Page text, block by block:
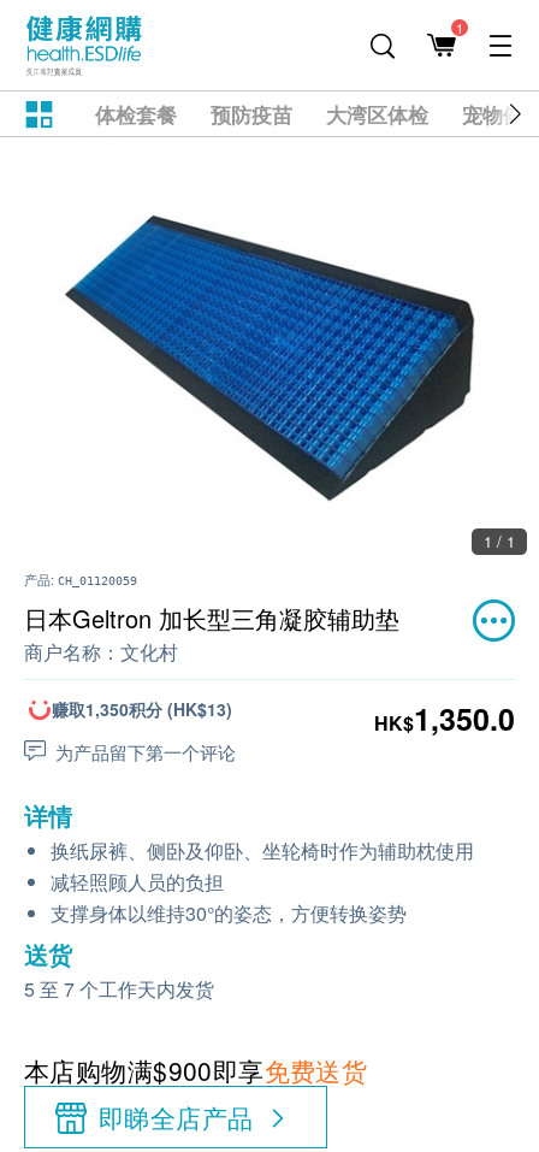
1
体检套餐 预防疫苗 大湾区体检 宠物健
1 / 1
产品: CH_01120059
日本Geltron 加长型三角凝胶辅助垫
商户名称： 文化村
赚取1,350积分 (HK$13)
为产品留下第一个评论
HK$1,350.0
详情
换纸尿裤、侧卧及仰卧、坐轮椅时作为辅助枕使用
减轻照顾人员的负担
支撑身体以维持30°的姿态，方便转换姿势
送货
5 至 7 个工作天内发货
本店购物满$900即享免费送货
即睇全店产品